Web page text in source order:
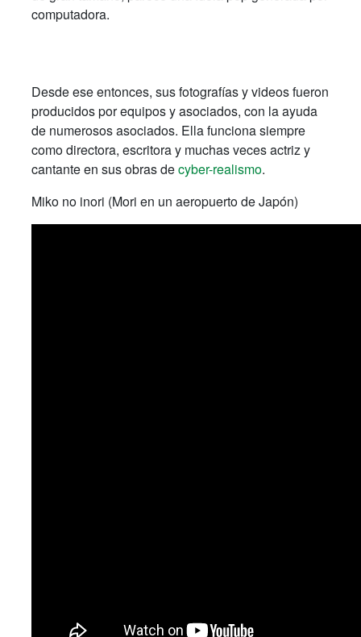
computadora.
Desde ese entonces, sus fotografías y videos fueron
producidos por equipos y asociados, con la ayuda
de numerosos asociados. Ella funciona siempre
como directora, escritora y muchas veces actriz y
cantante en sus obras decyber-realismo.
Miko no inori (Mori en un aeropuerto de Japón)